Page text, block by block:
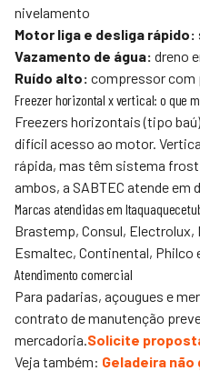
nivelamento
Motor liga e desliga rápido:
Vazamento de água: dreno
Ruído alto: compressor com
Freezer horizontal x vertical: o que
Freezers horizontais (tipo
difícil acesso ao motor.
rápida, mas têm sistema
ambos, a SABTEC atende
Marcas atendidas em
Brastemp, Consul, Electrolux,
Esmaltec, Continental, Philco
Atendimento comercial
Para padarias, açougues e
contrato de manutenção
mercadoria.Solicite
Veja também: Geladeira